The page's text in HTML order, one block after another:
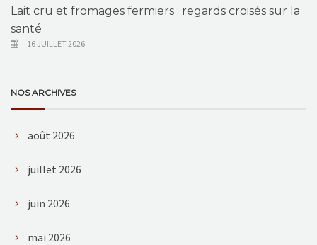
Lait cru et fromages fermiers : regards croisés sur la
santé
16 JUILLET 2026
NOS ARCHIVES
août 2026
juillet 2026
juin 2026
mai 2026